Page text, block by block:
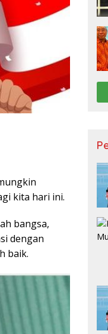
kita hari ini.
bangsa,
dengan
baik.